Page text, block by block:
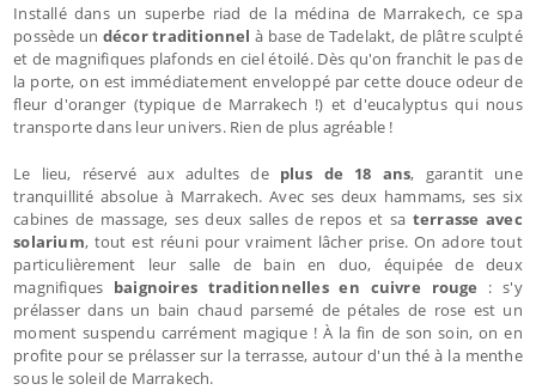
Installé dans un superbe riad de la médina de Marrakech, ce spa
possède un décor traditionnelà base de Tadelakt, de plâtre sculpté
et de magnifiques plafonds en ciel étoilé. Dès qu'on franchit le pas de
la porte, on est immédiatement enveloppé par cette douce odeur de
fleur d'oranger (typique de Marrakech !) et d'eucalyptus qui nous
transporte dans leur univers. Rien de plus agréable !
Le lieu, réservé aux adultes de plus de 18 ans, garantit une
tranquillité absolue à Marrakech. Avec ses deux hammams, ses six
cabines de massage, ses deux salles de repos et sa terrasse avec
solarium, tout est réuni pour vraiment lâcher prise. On adore tout
particulièrement leur salle de bain en duo, équipée de deux
magnifiques baignoires traditionnelles en cuivre rouge : s'y
prélasser dans un bain chaud parsemé de pétales de rose est un
moment suspendu carrément magique ! À la fin de son soin, on en
profite pour se prélasser sur la terrasse, autour d'un thé à la menthe
sous le soleil de Marrakech.